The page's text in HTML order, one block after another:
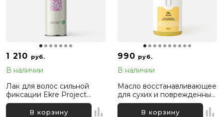
1 210 руб.
В наличии
Лак для волос сильной
фиксации Ekre Project
Extra Strong Fix Elysium,
500 млВ корзину
990 руб.
В наличии
Масло восстанавливающее
для сухих и поврежденных
волос Bravia Oil Hair Repair,
В корзину